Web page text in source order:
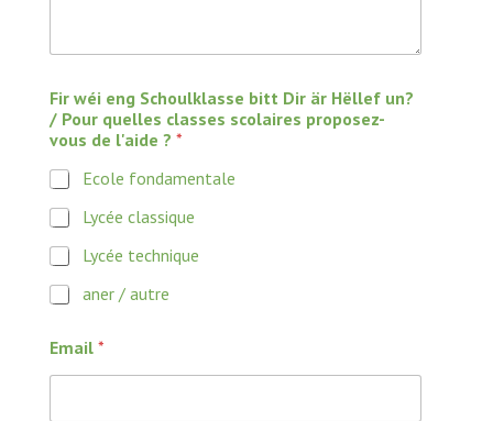
Fir wéi eng Schoulklasse bitt Dir är Hëllef un?
/ Pour quelles classes scolaires proposez-
vous de l'aide ? *
Ecole fondamentale
Lycée classique
Lycée technique
aner / autre
Email *